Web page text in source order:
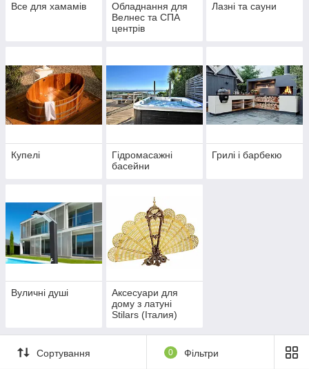
Все для хамамів
Обладнання для
Велнес та СПА
центрів
Лазні та сауни
Купелі
Гідромасажні
басейни
Грилі і барбекю
Вуличні душі
Аксесуари для
дому з латуні
Stilars (Італия)
Сортування 0 Фільтри